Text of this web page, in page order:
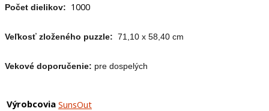
Počet dielikov: 1000
Veľkosť zloženého puzzle: 71,10 x 58,40 cm
Vekové doporučenie: pre dospelých
Výrobcovia SunsOut